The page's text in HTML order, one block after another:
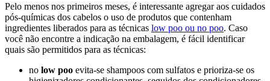
Pelo menos nos primeiros meses, é interessante agregar aos cuidados
pós-químicas dos cabelos o uso de produtos que contenham
ingredientes liberados para as técnicas low poo ou no poo. Caso
você não encontre a indicação na embalagem, é fácil identificar
quais são permitidos para as técnicas:
no low poo evita-se shampoos com sulfatos e prioriza-se os